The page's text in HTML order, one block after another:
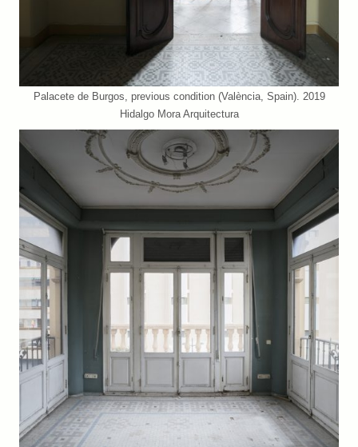
Palacete de Burgos, previous condition (València, Spain). 2019
Hidalgo Mora Arquitectura